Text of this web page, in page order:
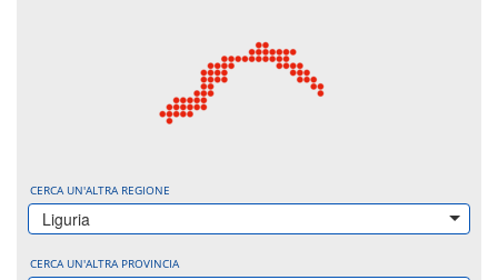
CERCA UN'ALTRA REGIONE
Liguria
CERCA UN'ALTRA PROVINCIA